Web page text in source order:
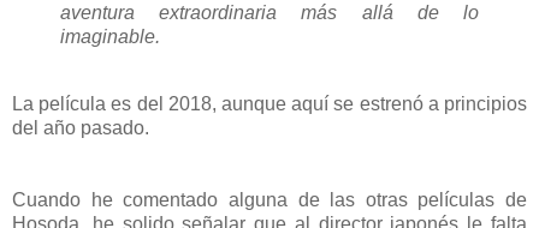
aventura extraordinaria más allá de lo
imaginable.
La película es del 2018, aunque aquí se estrenó a principios
del año pasado.
Cuando he comentado alguna de las otras películas de
Hosoda, he solido señalar que al director japonés le falta